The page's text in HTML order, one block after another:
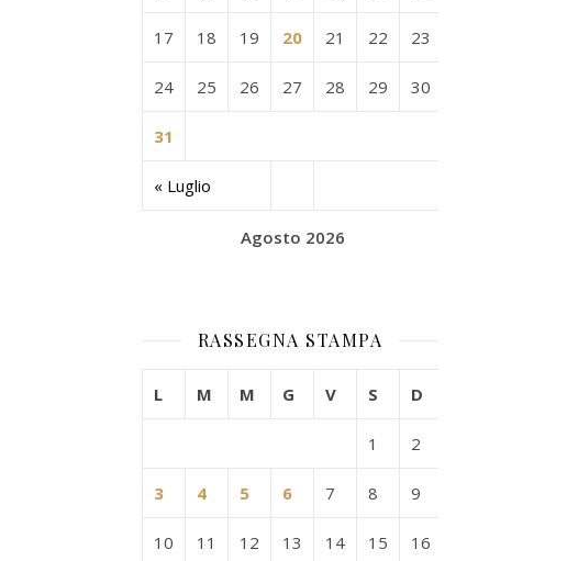
Agosto 2026
« Luglio
17 18 19 20 21 22 23
24 25 26 27 28 29 30
31
RASSEGNA STAMPA
L M M G V S D
1 2
3 4 5 6 7 8 9
10 11 12 13 14 15 16